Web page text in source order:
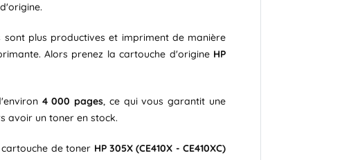
d'origine.
plus productives et impriment de manière
Alors prenez la cartouche d'origine HP
4 000 pages, ce qui vous garantit une
avoir un toner en stock.
de toner HP 305X (CE410X - CE410XC)